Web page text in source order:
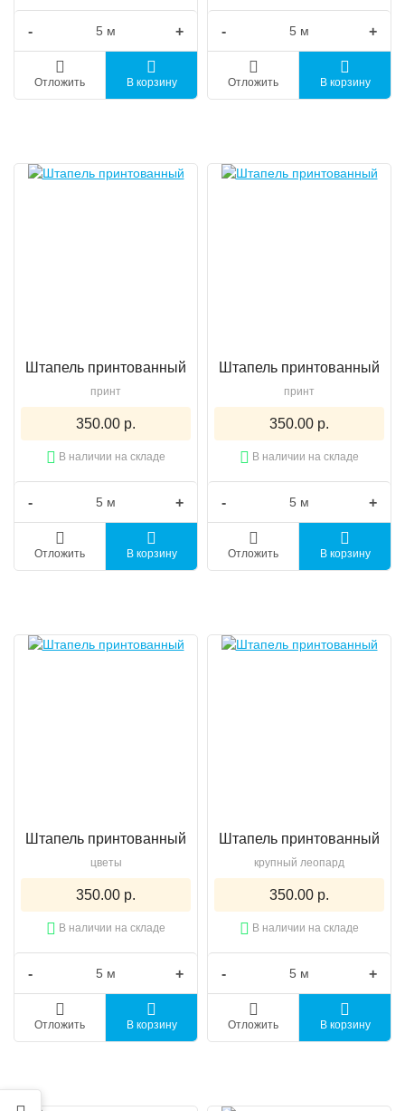
- +
Отложить В корзину
- +
Отложить В корзину
Штапель принтованный
принт
350.00 р.
В наличии на складе
- +
Отложить В корзину
Штапель принтованный
принт
350.00 р.
В наличии на складе
- +
Отложить В корзину
Штапель принтованный
цветы
350.00 р.
В наличии на складе
- +
Отложить В корзину
Штапель принтованный
крупный леопард
350.00 р.
В наличии на складе
- +
Отложить В корзину